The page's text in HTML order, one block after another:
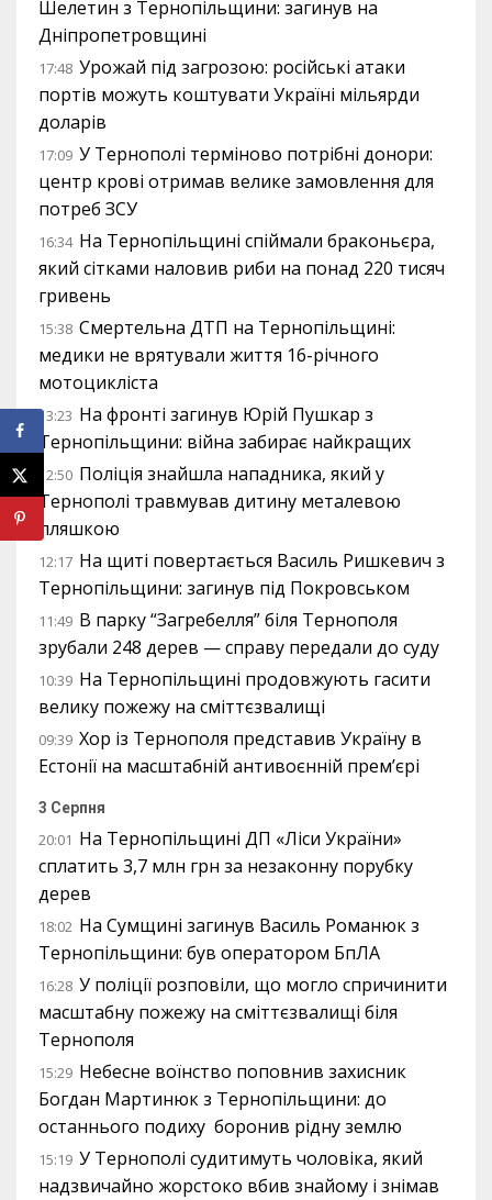
Шелетин з Тернопільщини: загинув на
Дніпропетровщині
17:48 Урожай під загрозою: російські атаки
портів можуть коштувати Україні мільярди
доларів
17:09 У Тернополі терміново потрібні донори:
центр крові отримав велике замовлення для
потреб ЗСУ
16:34 На Тернопільщині спіймали браконьєра,
який сітками наловив риби на понад 220 тисяч
гривень
15:38 Смертельна ДТП на Тернопільщині:
медики не врятували життя 16-річного
мотоцикліста
13:23 На фронті загинув Юрій Пушкар з
Тернопільщини: війна забирає найкращих
12:50 Поліція знайшла нападника, який у
Тернополі травмував дитину металевою
пляшкою
12:17 На щиті повертається Василь Ришкевич з
Тернопільщини: загинув під Покровськом
11:49 В парку “Загребелля” біля Тернополя
зрубали 248 дерев — справу передали до суду
10:39 На Тернопільщині продовжують гасити
велику пожежу на сміттєзвалищі
09:39 Хор із Тернополя представив Україну в
Естонії на масштабній антивоєнній прем’єрі
3 Серпня
20:01 На Тернопільщині ДП «Ліси України»
сплатить 3,7 млн грн за незаконну порубку
дерев
18:02 На Сумщині загинув Василь Романюк з
Тернопільщини: був оператором БпЛА
16:28 У поліції розповіли, що могло спричинити
масштабну пожежу на сміттєзвалищі біля
Тернополя
15:29 Небесне воїнство поповнив захисник
Богдан Мартинюк з Тернопільщини: до
останнього подиху боронив рідну землю
15:19 У Тернополі судитимуть чоловіка, який
надзвичайно жорстоко вбив знайому і знімав